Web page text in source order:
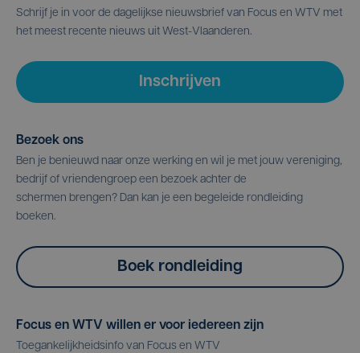
Schrijf je in voor de dagelijkse nieuwsbrief van Focus en WTV met
het meest recente nieuws uit West-Vlaanderen.
Inschrijven
Bezoek ons
Ben je benieuwd naar onze werking en wil je met jouw vereniging,
bedrijf of vriendengroep een bezoek achter de
schermen brengen? Dan kan je een begeleide rondleiding
boeken.
Boek rondleiding
Focus en WTV willen er voor iedereen zijn
Toegankelijkheidsinfo van Focus en WTV